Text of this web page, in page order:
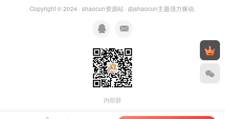
Copyright © 2024 · shaocun资源站 · 由shaocun主题强力驱动.
内部群